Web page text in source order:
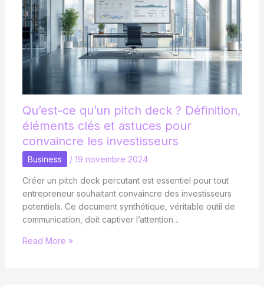
Qu’est-ce qu’un pitch deck ? Définition,
éléments clés et astuces pour
convaincre les investisseurs
Business / 19 novembre 2024
Créer un pitch deck percutant est essentiel pour tout
entrepreneur souhaitant convaincre des investisseurs
potentiels. Ce document synthétique, véritable outil de
communication, doit captiver l’attention…
Read More »